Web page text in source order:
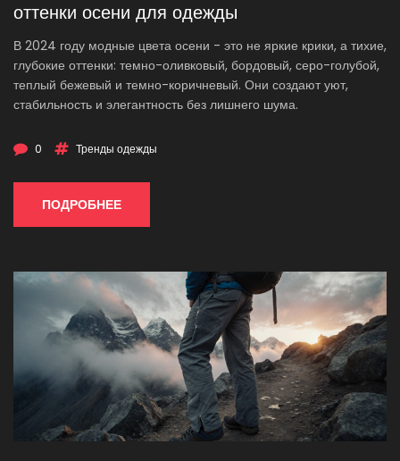
оттенки осени для одежды
В 2024 году модные цвета осени - это не яркие крики, а тихие,
глубокие оттенки: темно-оливковый, бордовый, серо-голубой,
теплый бежевый и темно-коричневый. Они создают уют,
стабильность и элегантность без лишнего шума.
0 Тренды одежды
ПОДРОБНЕЕ